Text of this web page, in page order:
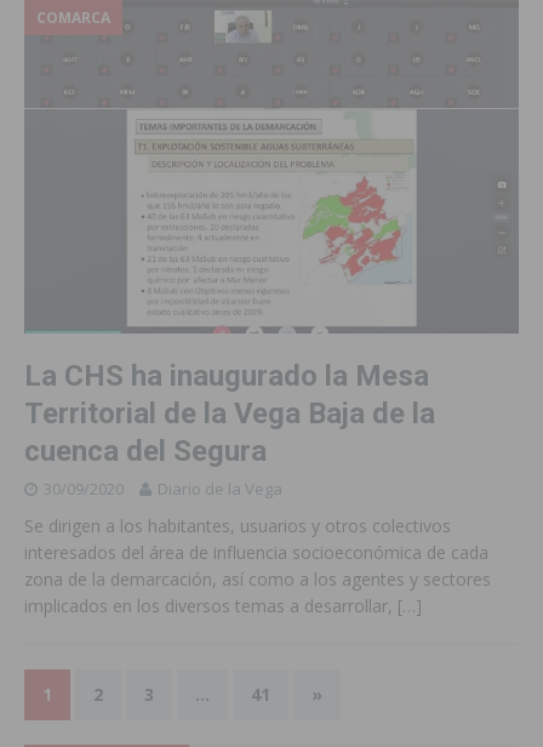
COMARCA
La CHS ha inaugurado la Mesa
Territorial de la Vega Baja de la
cuenca del Segura
30/09/2020 Diario de la Vega
Se dirigen a los habitantes, usuarios y otros colectivos
interesados del área de influencia socioeconómica de cada
zona de la demarcación, así como a los agentes y sectores
implicados en los diversos temas a desarrollar, […]
1 2 3 … 41 »